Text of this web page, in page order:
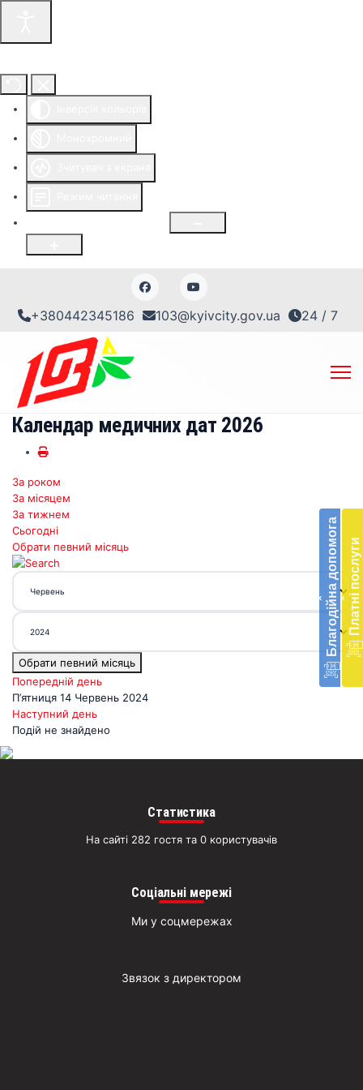
+380442345186 103@kyivcity.gov.ua 24 / 7
‹ Благодійна допомогав
‹ Платні послуги
Календар медичних дат 2026
За роком
За місяцем
За тижнем
Сьогодні
Обрати певний місяць
Обрати певний місяць
Попередній день
П’ятниця 14 Червень 2024
Наступний день
Подій не знайдено
Статистика
На сайті 282 гостя та 0 користувачів
Соціальні мережі
Ми у соцмережах
Звязок з директором